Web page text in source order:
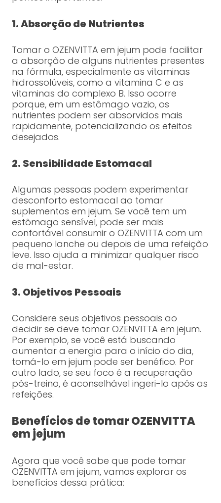
1. Absorção de Nutrientes
Tomar o OZENVITTA em jejum pode facilitar
a absorção de alguns nutrientes presentes
na fórmula, especialmente as vitaminas
hidrossolúveis, como a vitamina C e as
vitaminas do complexo B. Isso ocorre
porque, em um estômago vazio, os
nutrientes podem ser absorvidos mais
rapidamente, potencializando os efeitos
desejados.
2. Sensibilidade Estomacal
Algumas pessoas podem experimentar
desconforto estomacal ao tomar
suplementos em jejum. Se você tem um
estômago sensível, pode ser mais
confortável consumir o OZENVITTA com um
pequeno lanche ou depois de uma refeição
leve. Isso ajuda a minimizar qualquer risco
de mal-estar.
3. Objetivos Pessoais
Considere seus objetivos pessoais ao
decidir se deve tomar OZENVITTA em jejum.
Por exemplo, se você está buscando
aumentar a energia para o início do dia,
tomá-lo em jejum pode ser benéfico. Por
outro lado, se seu foco é a recuperação
pós-treino, é aconselhável ingeri-lo após as
refeições.
Benefícios de tomar OZENVITTA
em jejum
Agora que você sabe que pode tomar
OZENVITTA em jejum, vamos explorar os
benefícios dessa prática: